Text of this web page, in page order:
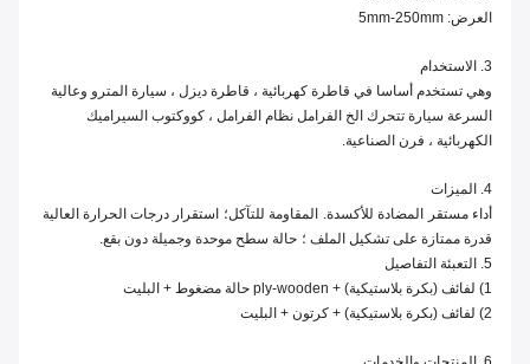
العرض: 5mm-250mm
3. الاستخدام
وهي تستخدم أساسا في قاطرة كهربائية ، قاطرة ديزل ، سيارة المترو وعالية
السرعة سيارة تتحرك الخ الفرامل نظام الفرامل ، كووكتوب السيراميك
الكهربائية ، فرن الصناعية.
4. الميزات
أداء مستقر
المضادة للأكسدة. المقاومة للتآكل؛
استقرار درجات الحرارة العالية
قدرة ممتازة على تشكيل الملف ؛ حالة سطح موحدة وجميلة دون بقع.
5. التعبئة التفاصيل
1) لفائف (بكرة بلاستيكية) + ply-wooden حالة مضغوط + البليت
2) لفائف (بكرة بلاستيكية) + كرتون + البليت